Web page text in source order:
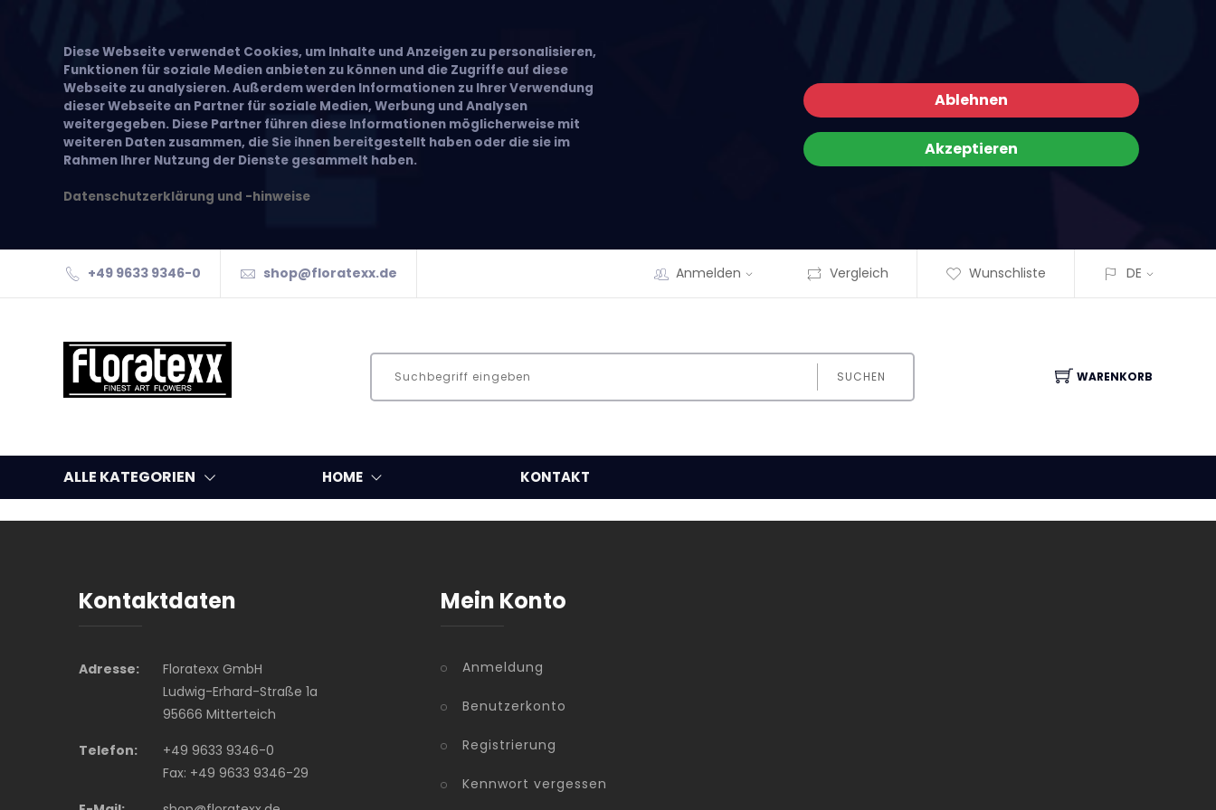
Diese Webseite verwendet Cookies, um Inhalte und Anzeigen zu personalisieren,
Funktionen für soziale Medien anbieten zu können und die Zugriffe auf diese
Webseite zu analysieren. Außerdem werden Informationen zu Ihrer Verwendung
dieser Webseite an Partner für soziale Medien, Werbung und Analysen
weitergegeben. Diese Partner führen diese Informationen möglicherweise mit
weiteren Daten zusammen, die Sie ihnen bereitgestellt haben oder die sie im
Rahmen Ihrer Nutzung der Dienste gesammelt haben.
Datenschutzerklärung und -hinweise
Ablehnen
Akzeptieren
+49 9633 9346-0 shop@floratexx.de Anmelden Vergleich Wunschliste DE
SUCHEN WARENKORB
ALLE KATEGORIEN HOME KONTAKT
Kontaktdaten
Adresse:
Floratexx GmbH
Ludwig-Erhard-Straße 1a
95666 Mitterteich
Telefon:
+49 9633 9346-0
Fax: +49 9633 9346-29
Mein Konto
Anmeldung
Benutzerkonto
Registrierung
Kennwort vergessen